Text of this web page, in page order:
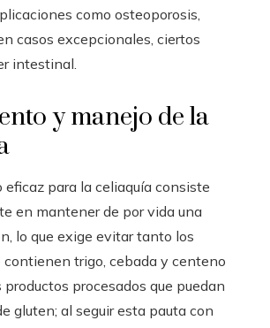
como osteoporosis,
casos excepcionales, ciertos
intestinal.
y manejo de la
para la celiaquía consiste
en mantener de por vida una
lo que exige evitar tanto los
contienen trigo, cebada y centeno
productos procesados que puedan
gluten; al seguir esta pauta con